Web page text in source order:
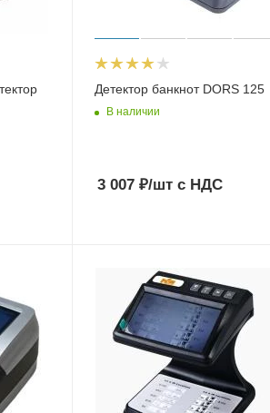
Детектор банкнот DORS 125
В наличии
3 007₽/штс НДС